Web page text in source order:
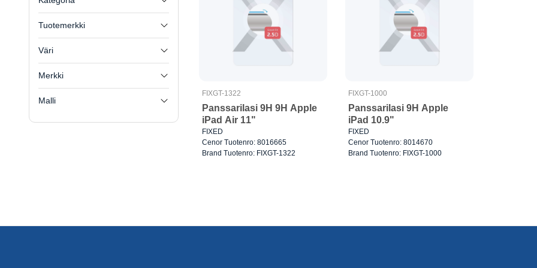
Tuotemerkki
Väri
Merkki
Malli
FIXGT-1322
Panssarilasi 9H 9H Apple
iPad Air 11"
FIXED
Cenor Tuotenro: 8016665
Brand Tuotenro: FIXGT-1322
FIXGT-1000
Panssarilasi 9H Apple
iPad 10.9"
FIXED
Cenor Tuotenro: 8014670
Brand Tuotenro: FIXGT-1000